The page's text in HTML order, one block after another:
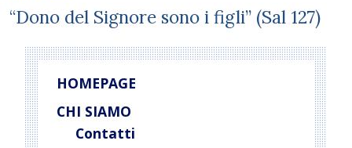
“Dono del Signore sono i figli” (Sal 127)
HOMEPAGE
CHI SIAMO
Contatti